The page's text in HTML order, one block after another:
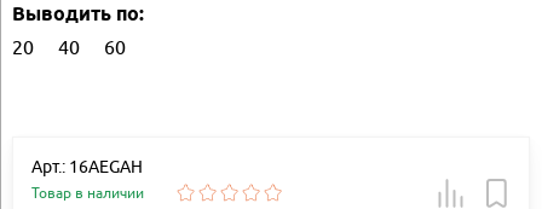
Выводить по:
20 40 60
Арт.: 16AEGAH
Товар в наличии